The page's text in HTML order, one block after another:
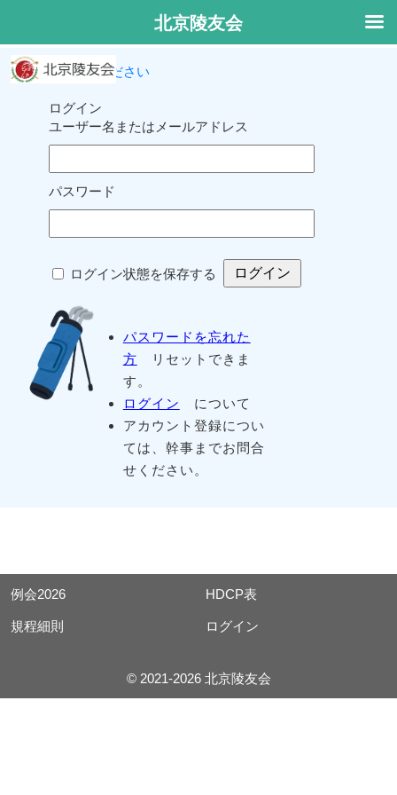
ログインしてください
ログイン
ユーザー名またはメールアドレス
パスワード
ログイン状態を保存する
パスワードを忘れた
方 リセットできま
す。
ログイン
について
アカウント登録につい
ては、幹事までお問合
せください。
例会2026 HDCP表
規程細則 ログイン
© 2021-2026 北京陵友会
北京陵友会